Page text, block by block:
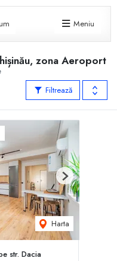
Meniu
zona Aeroport
Filtrează
Harta
Next
str. Dacia